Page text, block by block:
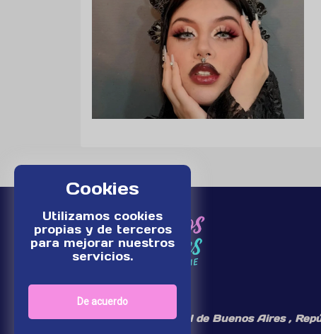
Cookies
Utilizamos cookies
propias y de terceros
para mejorar nuestros
servicios.
De acuerdo
¡Somos un medio digital de Buenos Aires ,